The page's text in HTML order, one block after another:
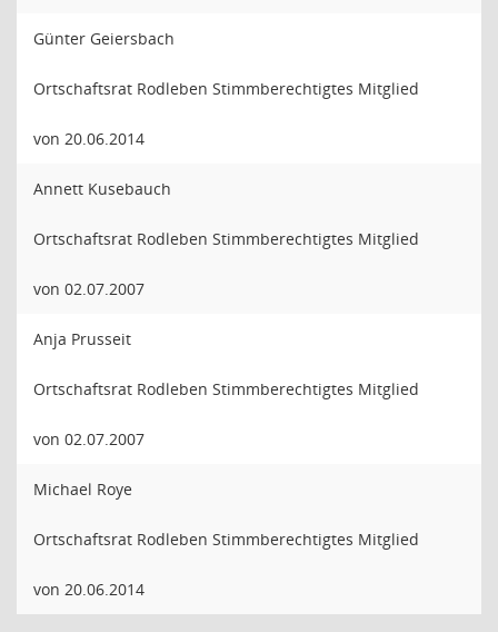
Günter Geiersbach
Ortschaftsrat Rodleben Stimmberechtigtes Mitglied
von 20.06.2014
Annett Kusebauch
Ortschaftsrat Rodleben Stimmberechtigtes Mitglied
von 02.07.2007
Anja Prusseit
Ortschaftsrat Rodleben Stimmberechtigtes Mitglied
von 02.07.2007
Michael Roye
Ortschaftsrat Rodleben Stimmberechtigtes Mitglied
von 20.06.2014